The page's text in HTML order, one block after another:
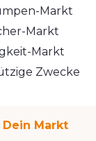
Markt
Markt
Markt
Zwecke
Dein Markt